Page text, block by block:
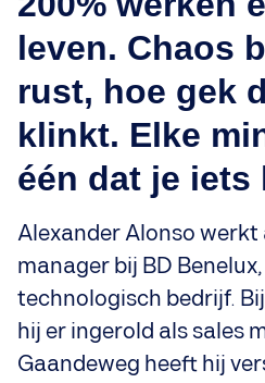
leven. Chaos
rust, hoe gek
klinkt. Elke
één dat je iets
Alexander Alonso werkt
manager bij BD
technologisch bedrijf.
hij er ingerold als sales
Gaandeweg heeft hij